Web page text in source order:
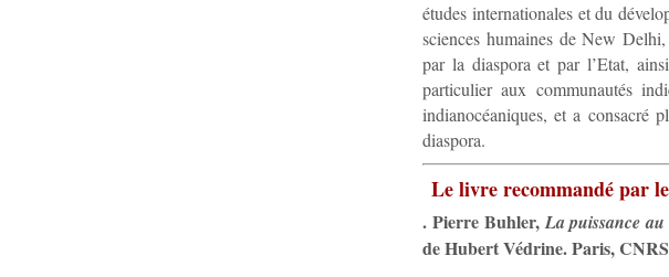
études internationales et du
sciences humaines de New
par la diaspora et par l’Etat,
particulier aux communautés
indianocéaniques, et a consacré
diaspora.
Le livre recommandé par
. Pierre Buhler,La puissance
de Hubert Védrine. Paris,